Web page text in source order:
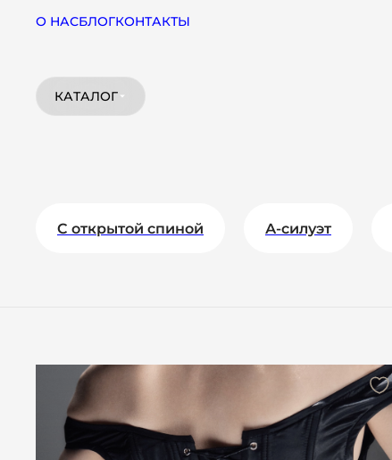
О НАСБЛОГКОНТАКТЫ
КАТАЛОГ
C открытой спиной А-силуэт